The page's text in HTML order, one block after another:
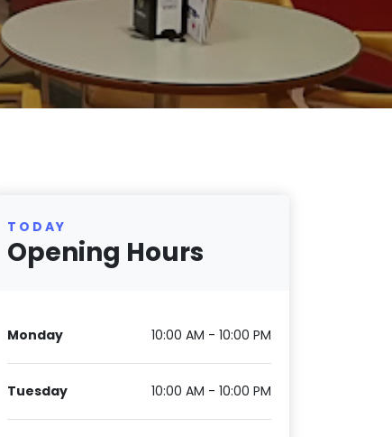
TODAY
Opening Hours
Monday 10:00 AM - 10:00 PM
Tuesday 10:00 AM - 10:00 PM